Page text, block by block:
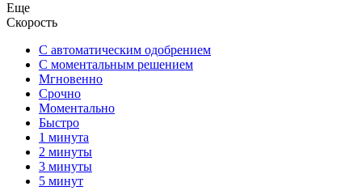
Еще
Скорость
С автоматическим одобрением
С моментальным решением
Мгновенно
Срочно
Моментально
Быстро
1 минута
2 минуты
3 минуты
5 минут